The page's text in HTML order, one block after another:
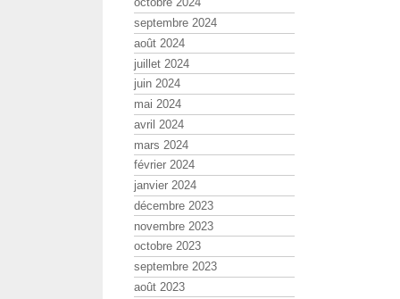
septembre 2024
août 2024
juillet 2024
juin 2024
mai 2024
avril 2024
mars 2024
février 2024
janvier 2024
décembre 2023
novembre 2023
octobre 2023
septembre 2023
août 2023